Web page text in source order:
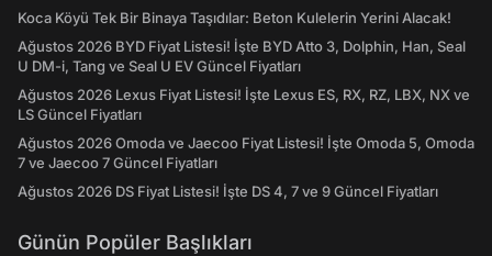
Koca Köyü Tek Bir Binaya Taşıdılar: Beton Kulelerin Yerini Alacak!
Ağustos 2026 BYD Fiyat Listesi! İşte BYD Atto 3, Dolphin, Han, Seal
U DM-i, Tang ve Seal U EV Güncel Fiyatları
Ağustos 2026 Lexus Fiyat Listesi! İşte Lexus ES, RX, RZ, LBX, NX ve
LS Güncel Fiyatları
Ağustos 2026 Omoda ve Jaecoo Fiyat Listesi! İşte Omoda 5, Omoda
7 ve Jaecoo 7 Güncel Fiyatları
Ağustos 2026 DS Fiyat Listesi! İşte DS 4, 7 ve 9 Güncel Fiyatları
Günün Popüler Başlıkları